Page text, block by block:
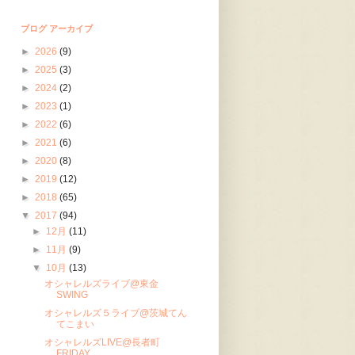
ブログ アーカイブ
► 2026 (9)
► 2025 (3)
► 2024 (2)
► 2023 (1)
► 2022 (6)
► 2021 (6)
► 2020 (8)
► 2019 (12)
► 2018 (65)
▼ 2017 (94)
► 12月(11)
► 11月(9)
▼ 10月(13)
オシャレルズライブ@東金
SWING
オシャレルズ５ライブ@茨城てん
てこまい
オシャレルズLIVE@長者町